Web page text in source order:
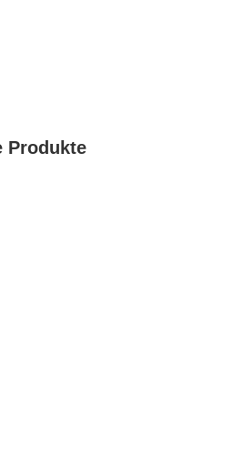
Produkte